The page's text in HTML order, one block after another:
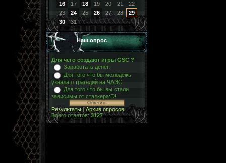
16
17 18 19 20 21
22
23
24 25 26 27 28
29
30
31
Наш опрос
Для чего создают игры GSC ?
Заработать денег.
Для того что бы молодежь
узнала о трагедий на ЧАЭС
Для того что бы вы стали
зависимы от сталкера:D!
Результаты|Архив опросов
Всего ответов:3127